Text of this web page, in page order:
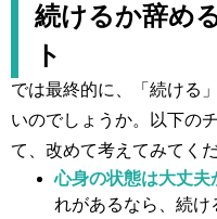
続けるか辞め
ト
では最終的に、「続ける
いのでしょうか。以下の
て、改めて考えてみてくだ
心身の状態は大丈夫
れがあるなら、続け